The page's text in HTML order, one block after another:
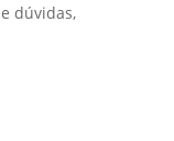
dúvidas,